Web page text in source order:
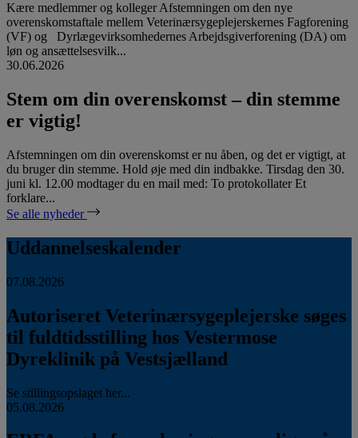
Kære medlemmer og kolleger Afstemningen om den nye
overenskomstaftale mellem Veterinærsygeplejerskernes Fagforening
(VF) og Dyrlægevirksomhedernes Arbejdsgiverforening (DA) om
løn og ansættelsesvilk...
30.06.2026
Stem om din overenskomst – din stemme
er vigtig!
Afstemningen om din overenskomst er nu åben, og det er vigtigt, at
du bruger din stemme. Hold øje med din indbakke. Tirsdag den 30.
juni kl. 12.00 modtager du en mail med: To protokollater Et
forklare...
Se alle nyheder
Uddannelseskalender
07.08.2026
Autoriseret Veterinærsygeplejerske søges
til fuldtidsstilling hos Vestermose
Dyreklinik på Vestsjælland
Se stillingsopslaget her...
05.08.2026